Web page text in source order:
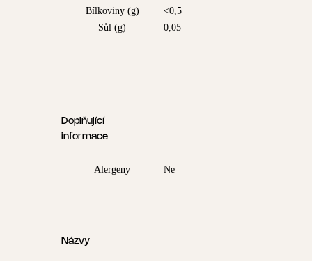
Bílkoviny (g)
<0,5
Sůl (g)
0,05
Doplňující
informace
Alergeny Ne
Názvy